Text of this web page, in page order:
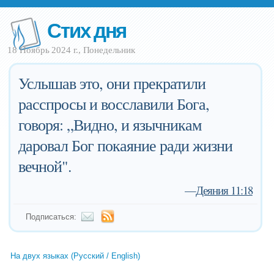
Стих дня
18 Ноябрь 2024 г., Понедельник
Услышав это, они прекратили
расспросы и восславили Бога,
говоря: „Видно, и язычникам
даровал Бог покаяние ради жизни
вечной".
—Деяния 11:18
Подписаться:
На двух языках (Русский / English)